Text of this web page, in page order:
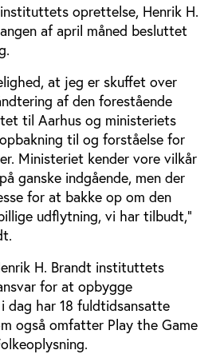
oprettelse, Henrik H.
af april måned besluttet
at jeg er skuffet over
af den forestående
til Aarhus og ministeriets
til og forståelse for
Ministeriet kender vore vilkår
ganske indgående, men der
for at bakke op om den
udflytning, vi har tilbudt,”
H. Brandt instituttets
for at opbygge
dag har 18 fuldtidsansatte
også omfatter Play the Game